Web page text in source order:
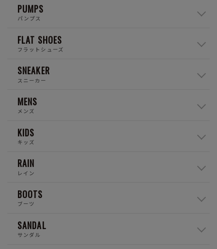
PUMPS
パンプス
FLAT SHOES
フラットシューズ
SNEAKER
スニーカー
MENS
メンズ
KIDS
キッズ
RAIN
レイン
BOOTS
ブーツ
SANDAL
サンダル